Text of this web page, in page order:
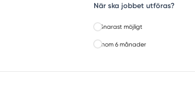
När ska jobbet utföras?
Snarast möjligt
Inom 6 månader